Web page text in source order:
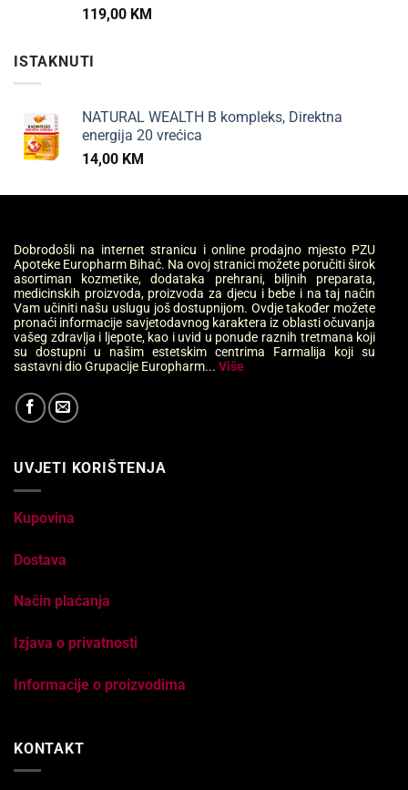
119,00 KM
ISTAKNUTI
NATURAL WEALTH B kompleks, Direktna
energija 20 vrećica
14,00 KM
Dobrodošli na internet stranicu i online prodajno mjesto PZU
Apoteke Europharm Bihać. Na ovoj stranici možete poručiti širok
asortiman kozmetike, dodataka prehrani, biljnih preparata,
medicinskih proizvoda, proizvoda za djecu i bebe i na taj način
Vam učiniti našu uslugu još dostupnijom. Ovdje također možete
pronaći informacije savjetodavnog karaktera iz oblasti očuvanja
vašeg zdravlja i ljepote, kao i uvid u ponude raznih tretmana koji
su dostupni u našim estetskim centrima Farmalija koji su
sastavni dio Grupacije Europharm... Više
UVJETI KORIŠTENJA
Kupovina
Dostava
Način plaćanja
Izjava o privatnosti
Informacije o proizvodima
KONTAKT